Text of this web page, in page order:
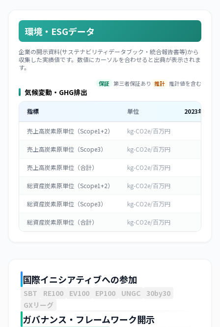
環境・ESGデータ
企業の開示資料(サステナビリティデータブック・統合報告書等)から
収集した実績値です。数値にカーソルを合わせると出典が表示されま
す。
保証 第三者保証あり 推計 推計値を含む
気候変動・GHG排出
指標 単位 2023年度
売上高炭素原単位（Scope1+2） kg-CO2e/百万円
売上高炭素原単位（Scope3） kg-CO2e/百万円
売上高炭素原単位（合計） kg-CO2e/百万円
総資産炭素原単位（Scope1+2） kg-CO2e/百万円
総資産炭素原単位（Scope3） kg-CO2e/百万円
総資産炭素原単位（合計） kg-CO2e/百万円
国際イニシアティブへの参加
SBT RE100 EV100 EP100 UNGC 30by30
GXリーグ
ガバナンス・フレームワーク開示